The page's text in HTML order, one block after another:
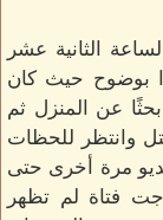
الثانية عشر
بوضوح حيث كان
عن المنزل ثم
وانتظر للحظات
مرة أخرى حتى
فتاة لم تظهر